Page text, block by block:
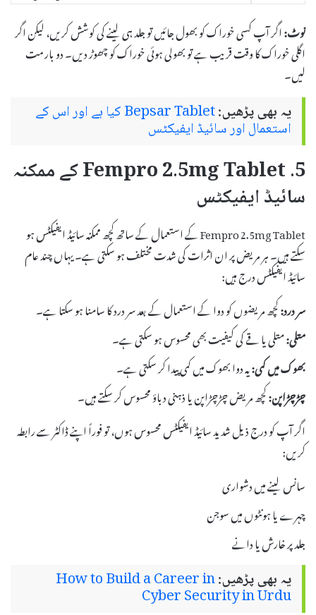
نوٹ:اگر آپ کسی خوراک کو بھول جائیں تو جلد ہی لینے کی کوشش کریں، لیکن اگر
اگلی خوراک کا وقت قریب ہے تو بھولی ہوئی خوراک کو چھوڑ دیں۔ دو بار مت
لیں۔
یہ بھی پڑھیں: Bepsar Tablet کیا ہے اور اس کے
استعمال اور سائیڈ ایفیکٹس
5. Fempro 2.5mg Tablet کے ممکنہ
سائیڈ ایفیکٹس
Fempro 2.5mg Tablet کے استعمال کے ساتھ کچھ ممکنہ سائیڈ ایفیکٹس ہو
سکتے ہیں۔ ہر مریض پر ان اثرات کی شدت مختلف ہو سکتی ہے۔ یہاں چند عام
سائیڈ ایفیکٹس درج ہیں:
سر درد:کچھ مریضوں کو دوا کے استعمال کے بعد سر درد کا سامنا ہو سکتا ہے۔
متلی:متلی یا قے کی کیفیت بھی محسوس ہو سکتی ہے۔
بھوک میں کمی:یہ دوا بھوک میں کمی پیدا کر سکتی ہے۔
چڑچڑاپن:کچھ مریض چڑچڑاپن یا ذہنی دباؤ محسوس کر سکتے ہیں۔
اگر آپ کو درج ذیل شدید سائیڈ ایفیکٹس محسوس ہوں، تو فوراً اپنے ڈاکٹر سے رابطہ
کریں:
سانس لینے میں دشواری
چہرے یا ہونٹوں میں سوجن
جلد پر خارش یا دانے
یہ بھی پڑھیں:How to Build a Career in
Cyber Security in Urdu